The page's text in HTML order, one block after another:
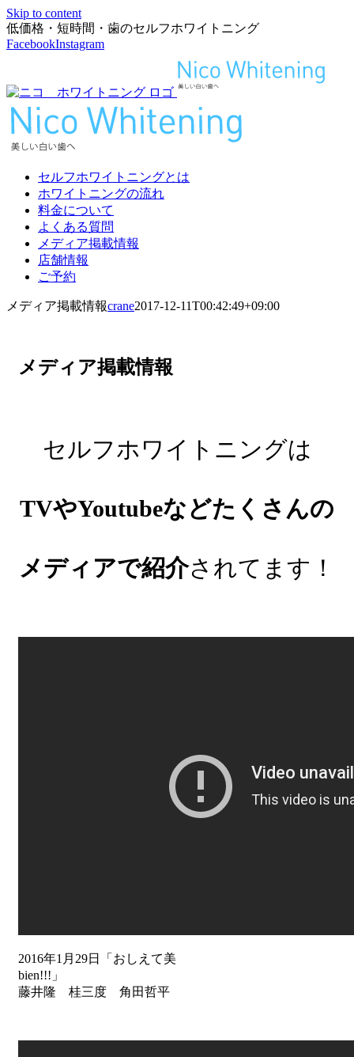
Skip to content
低価格・短時間・歯のセルフホワイトニング
FacebookInstagram
セルフホワイトニングとは
ホワイトニングの流れ
料金について
よくある質問
メディア掲載情報
店舗情報
ご予約
メディア掲載情報crane2017-12-11T00:42:49+09:00
メディア掲載情報
セルフホワイトニングは
TVやYoutubeなどたくさんの
メディアで紹介されてます！
2016年1月29日「おしえて美
bien!!!」
藤井隆 桂三度 角田哲平